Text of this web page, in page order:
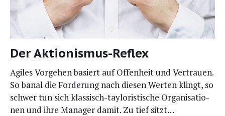
Der Aktionismus-Reflex
Agi­les Vor­ge­hen basiert auf Offen­heit und Ver­trau­en.
So banal die For­de­rung nach die­sen Wer­ten klingt, so
schwer tun sich klas­­sisch-tay­­lo­ris­­ti­­sche Orga­ni­sa­tio­
nen und ihre Mana­ger damit. Zu tief sitzt…